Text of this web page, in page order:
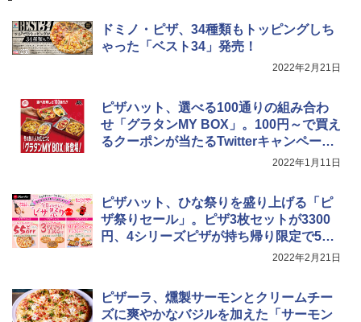
4
カップヌードル カップヌードルPRO シ
ーフードヌードル 高たんぱく&低糖質 さ
らに塩分控えめ 78g×12個
5
マルちゃん マルちゃんZUBAAAN! 横浜
家系醤油豚骨 3食パック 130g×3食
￥26,800
ジ 石窯ドーム ER-D80A(K) ブラック 25
0℃ 1段調理 フラットテーブル 電子レン
ジ 赤外線センサー ノンフライ調理 簡単
お手入れ 小型 新生活 一人暮らし 二人暮
シャープ ウォーターオーブン ヘルシオ
AX-XJ1-B ブラック 30L 2段調理 コンベ
￥44,800
ドミノ・ピザ、34種類もトッピングしち
ゃった「ベスト34」発売！
2022年2月21日
ピザハット、選べる100通りの組み合わ
せ「グラタンMY BOX」。100円～で買え
るクーポンが当たるTwitterキャンペーン
2022年1月11日
ピザハット、ひな祭りを盛り上げる「ピ
ザ祭りセール」。ピザ3枚セットが3300
円、4シリーズピザが持ち帰り限定で5
2022年2月21日
ピザーラ、燻製サーモンとクリームチー
ズに爽やかなバジルを加えた「サーモン